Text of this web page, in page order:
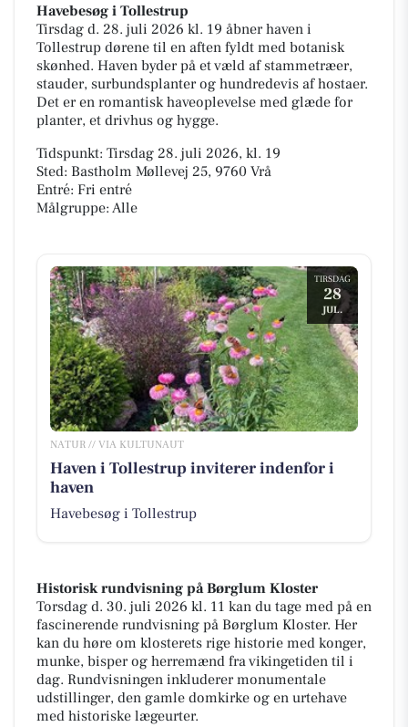
Havebesøg i Tollestrup
Tirsdag d. 28. juli 2026 kl. 19 åbner haven i
Tollestrup dørene til en aften fyldt med botanisk
skønhed. Haven byder på et væld af stammetræer,
stauder, surbundsplanter og hundredevis af hostaer.
Det er en romantisk haveoplevelse med glæde for
planter, et drivhus og hygge.
Tidspunkt: Tirsdag 28. juli 2026, kl. 19
Sted: Bastholm Møllevej 25, 9760 Vrå
Entré: Fri entré
Målgruppe: Alle
TIRSDAG
28
JUL.
NATUR // VIA KULTUNAUT
Haven i Tollestrup inviterer indenfor i
haven
Havebesøg i Tollestrup
Historisk rundvisning på Børglum Kloster
Torsdag d. 30. juli 2026 kl. 11 kan du tage med på en
fascinerende rundvisning på Børglum Kloster. Her
kan du høre om klosterets rige historie med konger,
munke, bisper og herremænd fra vikingetiden til i
dag. Rundvisningen inkluderer monumentale
udstillinger, den gamle domkirke og en urtehave
med historiske lægeurter.